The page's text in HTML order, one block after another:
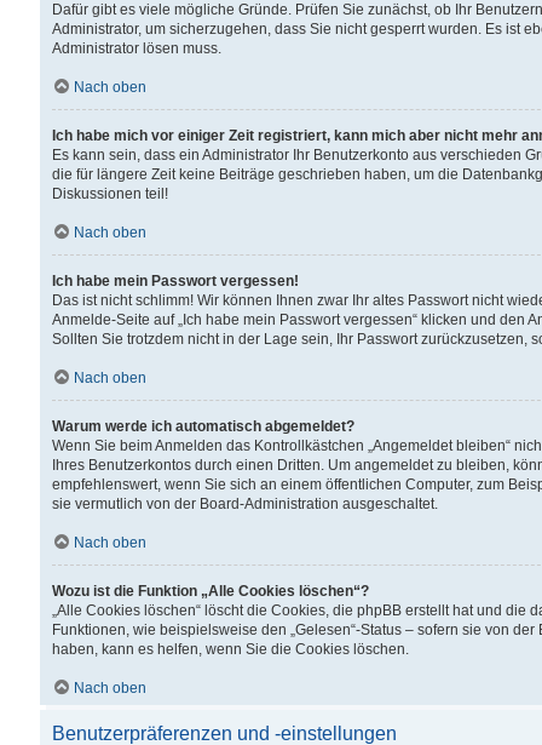
Dafür gibt es viele mögliche Gründe. Prüfen Sie zunächst, ob Ihr
Administrator, um sicherzugehen, dass Sie nicht gesperrt wurden. Es ist
Administrator lösen muss.
Nach oben
Ich habe mich vor einiger Zeit registriert, kann mich aber nicht mehr
Es kann sein, dass ein Administrator Ihr Benutzerkonto aus verschieden
die für längere Zeit keine Beiträge geschrieben haben, um die
Diskussionen teil!
Nach oben
Ich habe mein Passwort vergessen!
Das ist nicht schlimm! Wir können Ihnen zwar Ihr altes Passwort nicht
Anmelde-Seite auf „Ich habe mein Passwort vergessen“ klicken und
Sollten Sie trotzdem nicht in der Lage sein, Ihr Passwort zurückzusetzen,
Nach oben
Warum werde ich automatisch abgemeldet?
Wenn Sie beim Anmelden das Kontrollkästchen „Angemeldet bleiben“
Ihres Benutzerkontos durch einen Dritten. Um angemeldet zu bleiben,
empfehlenswert, wenn Sie sich an einem öffentlichen Computer, zum
sie vermutlich von der Board-Administration ausgeschaltet.
Nach oben
Wozu ist die Funktion „Alle Cookies löschen“?
„Alle Cookies löschen“ löscht die Cookies, die phpBB erstellt hat und
Funktionen, wie beispielsweise den „Gelesen“-Status – sofern sie von
haben, kann es helfen, wenn Sie die Cookies löschen.
Nach oben
Benutzerpräferenzen und -einstellungen